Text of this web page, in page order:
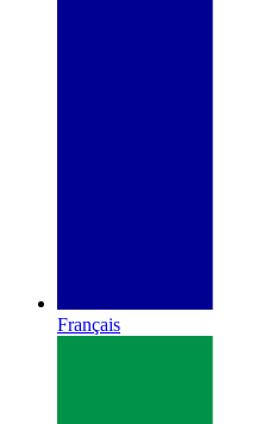
Français